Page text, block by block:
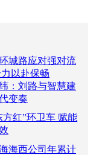
城路应对强对流
以赴保畅
：刘路与智慧建
变奏
方红”环卫车 赋能
海西公司年累计